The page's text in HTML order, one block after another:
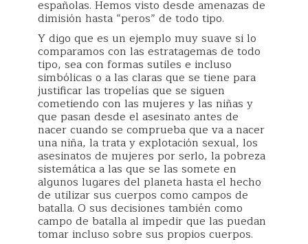
españolas. Hemos visto desde amenazas de
dimisión hasta “peros” de todo tipo.
Y digo que es un ejemplo muy suave si lo
comparamos con las estratagemas de todo
tipo, sea con formas sutiles e incluso
simbólicas o a las claras que se tiene para
justificar las tropelías que se siguen
cometiendo con las mujeres y las niñas y
que pasan desde el asesinato antes de
nacer cuando se comprueba que va a nacer
una niña, la trata y explotación sexual, los
asesinatos de mujeres por serlo, la pobreza
sistemática a las que se las somete en
algunos lugares del planeta hasta el hecho
de utilizar sus cuerpos como campos de
batalla. O sus decisiones también como
campo de batalla al impedir que las puedan
tomar incluso sobre sus propios cuerpos.